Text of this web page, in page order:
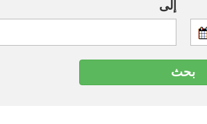
إلى